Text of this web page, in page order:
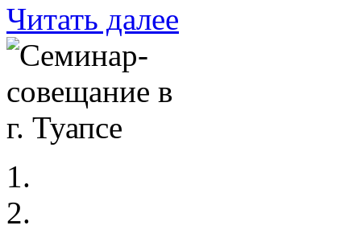
Читать далее